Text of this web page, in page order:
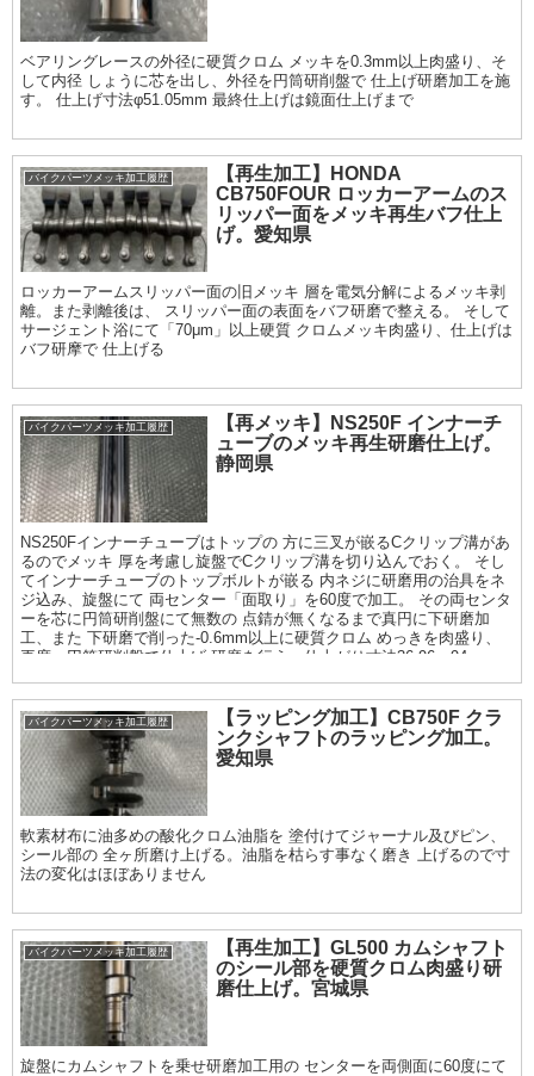
ベアリングレースの外径に硬質クロム メッキを0.3mm以上肉盛り、そ
して内径 しょうに芯を出し、外径を円筒研削盤で 仕上げ研磨加工を施
す。 仕上げ寸法φ51.05mm 最終仕上げは鏡面仕上げまで
バイクパーツメッキ加工履歴
【再生加工】HONDA
CB750FOUR ロッカーアームのス
リッパー面をメッキ再生バフ仕上
げ。愛知県
ロッカーアームスリッパー面の旧メッキ 層を電気分解によるメッキ剥
離。また剥離後は、 スリッパー面の表面をバフ研磨で整える。 そして
サージェント浴にて「70μm」以上硬質 クロムメッキ肉盛り、仕上げは
バフ研摩で 仕上げる
バイクパーツメッキ加工履歴
【再メッキ】NS250F インナーチ
ューブのメッキ再生研磨仕上げ。
静岡県
NS250Fインナーチューブはトップの 方に三叉が嵌るCクリップ溝があ
るのでメッキ 厚を考慮し旋盤でCクリップ溝を切り込んでおく。 そし
てインナーチューブのトップボルトが嵌る 内ネジに研磨用の治具をネ
ジ込み、旋盤にて 両センター「面取り」を60度で加工。 その両センタ
ーを芯に円筒研削盤にて無数の 点錆が無くなるまで真円に下研磨加
工、また 下研磨で削った-0.6mm以上に硬質クロム めっきを肉盛り、
再度、円筒研削盤で仕上げ 研磨を行う。仕上がり寸法36.96〜94mm.
バイクパーツメッキ加工履歴
【ラッピング加工】CB750F クラ
ンクシャフトのラッピング加工。
愛知県
軟素材布に油多めの酸化クロム油脂を 塗付けてジャーナル及びピン、
シール部の 全ヶ所磨け上げる。油脂を枯らす事なく磨き 上げるので寸
法の変化はほぼありません
バイクパーツメッキ加工履歴
【再生加工】GL500 カムシャフト
のシール部を硬質クロム肉盛り研
磨仕上げ。宮城県
旋盤にカムシャフトを乗せ研磨加工用の センターを両側面に60度にて